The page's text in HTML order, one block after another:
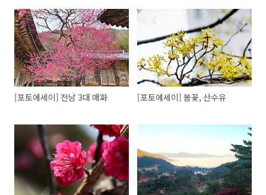
[포토에세이] 전남 3대 매화 [포토에세이] 봄꽃, 산수유